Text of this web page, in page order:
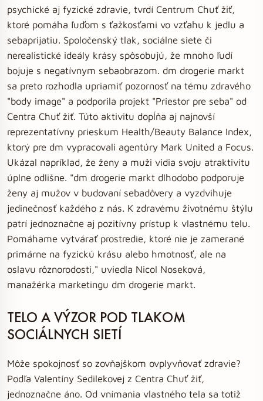
psychické aj fyzické zdravie, tvrdí Centrum Chuť žiť,
ktoré pomáha ľuďom s ťažkosťami vo vzťahu k jedlu a
sebaprijatiu. Spoločenský tlak, sociálne siete či
nerealistické ideály krásy spôsobujú, že mnoho ľudí
bojuje s negatívnym sebaobrazom. dm drogerie markt
sa preto rozhodla upriamiť pozornosť na tému zdravého
"body image" a podporila projekt "Priestor pre seba" od
Centra Chuť žiť. Túto aktivitu dopĺňa aj najnovší
reprezentatívny prieskum Health/Beauty Balance Index,
ktorý pre dm vypracovali agentúry Mark United a Focus.
Ukázal napríklad, že ženy a muži vidia svoju atraktivitu
úplne odlišne. "dm drogerie markt dlhodobo podporuje
ženy aj mužov v budovaní sebadôvery a vyzdvihuje
jedinečnosť každého z nás. K zdravému životnému štýlu
patrí jednoznačne aj pozitívny prístup k vlastnému telu.
Pomáhame vytvárať prostredie, ktoré nie je zamerané
primárne na fyzickú krásu alebo hmotnosť, ale na
oslavu rôznorodosti," uviedla Nicol Noseková,
manažérka marketingu dm drogerie markt.
TELO A VÝZOR POD TLAKOM
SOCIÁLNYCH SIETÍ
Môže spokojnosť so zovňajškom ovplyvňovať zdravie?
Podľa Valentíny Sedilekovej z Centra Chuť žiť,
jednoznačne áno. Od vnímania vlastného tela sa totiž